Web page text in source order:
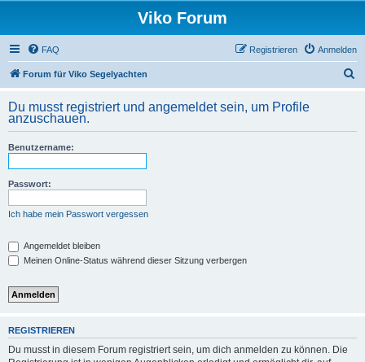
Viko Forum
FAQ Anmelden
Registrieren
Forum für Viko Segelyachten
h
Du musst registriert und angemeldet sein, um Profile
anzuschauen.
Benutzername:
Passwort:
Ich habe mein Passwort vergessen
Angemeldet bleiben
Meinen Online-Status während dieser Sitzung verbergen
REGISTRIEREN
Du musst in diesem Forum registriert sein, um dich anmelden zu können. Die